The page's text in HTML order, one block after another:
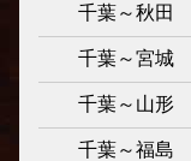
千葉～秋田
千葉～宮城
千葉～山形
千葉～福島